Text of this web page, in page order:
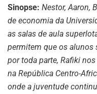
Sinopse: Nestor, Aaron,
de economia da
as salas de aula
permitem que os alunos
por toda parte, Rafiki
na República Centro-
onde a juventude